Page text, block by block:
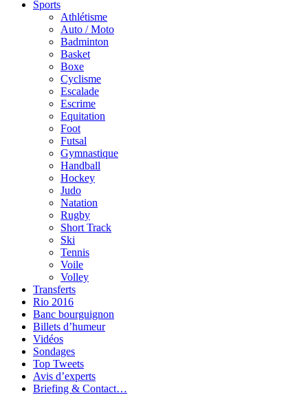
Sports
Athlétisme
Auto / Moto
Badminton
Basket
Boxe
Cyclisme
Escalade
Escrime
Equitation
Foot
Futsal
Gymnastique
Handball
Hockey
Judo
Natation
Rugby
Short Track
Ski
Tennis
Voile
Volley
Transferts
Rio 2016
Banc bourguignon
Billets d’humeur
Vidéos
Sondages
Top Tweets
Avis d’experts
Briefing & Contact…